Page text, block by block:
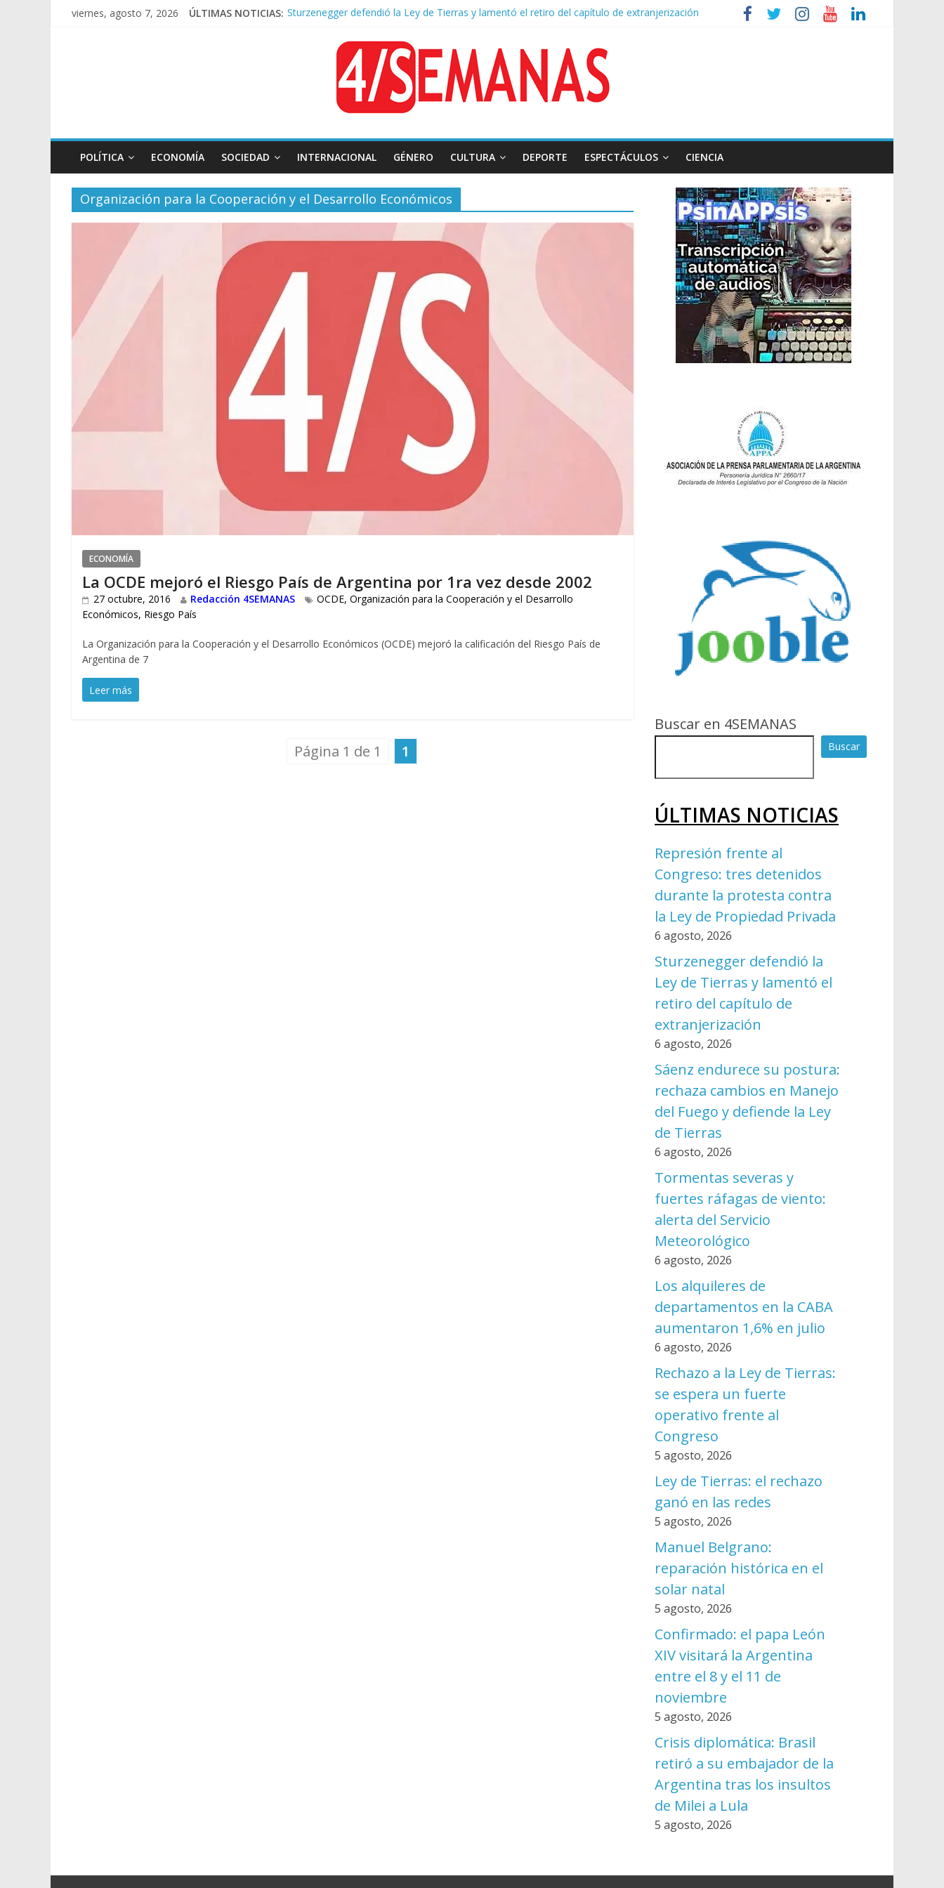
viernes, agosto 7, 2026 ÚLTIMAS NOTICIAS: Sturzenegger defendió la Ley de Tierras y lamentó el retiro del capítulo de extranjerización
Tormentas severas y fuertes ráfagas de viento: alerta del Servicio Meteorológico
Los alquileres de departamentos en la CABA aumentaron 1,6% en julio
Represión frente al Congreso: tres detenidos durante la protesta contra la Ley de Propiedad Privada
POLÍTICA ECONOMÍA SOCIEDAD INTERNACIONAL GÉNERO CULTURA DEPORTE ESPECTÁCULOS CIENCIA
Organización para la Cooperación y el Desarrollo Económicos
ECONOMÍA
La OCDE mejoró el Riesgo País de Argentina por 1ra vez desde 2002
27 octubre, 2016 Redacción 4SEMANAS OCDE, Organización para la Cooperación y el Desarrollo
Económicos, Riesgo País
La Organización para la Cooperación y el Desarrollo Económicos (OCDE) mejoró la calificación del Riesgo País de
Argentina de 7
Leer más
Página 1 de 1 1
Buscar en 4SEMANAS
Buscar
ÚLTIMAS NOTICIAS
Represión frente al
Congreso: tres detenidos
durante la protesta contra
la Ley de Propiedad Privada
6 agosto, 2026
Sturzenegger defendió la
Ley de Tierras y lamentó el
retiro del capítulo de
extranjerización
6 agosto, 2026
Sáenz endurece su postura:
rechaza cambios en Manejo
del Fuego y defiende la Ley
de Tierras
6 agosto, 2026
Tormentas severas y
fuertes ráfagas de viento:
alerta del Servicio
Meteorológico
6 agosto, 2026
Los alquileres de
departamentos en la CABA
aumentaron 1,6% en julio
6 agosto, 2026
Rechazo a la Ley de Tierras:
se espera un fuerte
operativo frente al
Congreso
5 agosto, 2026
Ley de Tierras: el rechazo
ganó en las redes
5 agosto, 2026
Manuel Belgrano:
reparación histórica en el
solar natal
5 agosto, 2026
Confirmado: el papa León
XIV visitará la Argentina
entre el 8 y el 11 de
noviembre
5 agosto, 2026
Crisis diplomática: Brasil
retiró a su embajador de la
Argentina tras los insultos
de Milei a Lula
5 agosto, 2026